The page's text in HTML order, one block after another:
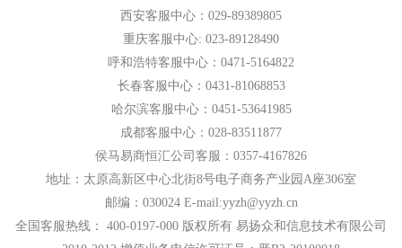
西安客服中心：029-89389805
重庆客服中心: 023-89128490
呼和浩特客服中心：0471-5164822
长春客服中心：0431-81068853
哈尔滨客服中心：0451-53641985
成都客服中心：028-83511877
侯马易商恒汇公司客服：0357-4167826
地址：太原高新区中心北街8号电子商务产业园A座306室
邮编：030024 E-mail:yyzh@yyzh.cn
全国客服热线： 400-0197-000 版权所有 易扬众和信息技术有限公司